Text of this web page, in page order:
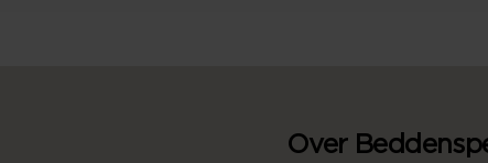
Over